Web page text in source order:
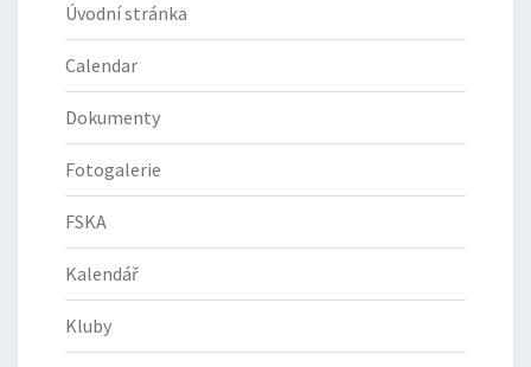
Úvodní stránka
Calendar
Dokumenty
Fotogalerie
FSKA
Kalendář
Kluby